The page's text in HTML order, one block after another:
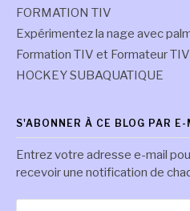
FORMATION TIV
Expérimentez la nage avec
Formation TIV et Formateur TIV
HOCKEY SUBAQUATIQUE
S'ABONNER À CE BLOG PAR E-
Entrez votre adresse e-mail
recevoir une notification de